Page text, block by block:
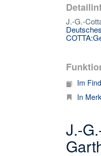
J.-G.-
Im
In
J.-